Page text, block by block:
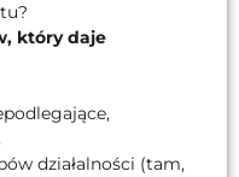
który daje
działalności (tam,